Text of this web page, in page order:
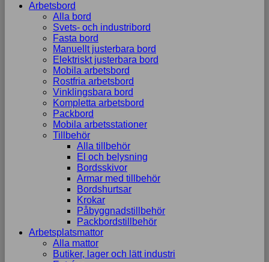
Arbetsbord
Alla bord
Svets- och industribord
Fasta bord
Manuellt justerbara bord
Elektriskt justerbara bord
Mobila arbetsbord
Rostfria arbetsbord
Vinklingsbara bord
Kompletta arbetsbord
Packbord
Mobila arbetsstationer
Tillbehör
Alla tillbehör
El och belysning
Bordsskivor
Armar med tillbehör
Bordshurtsar
Krokar
Påbyggnadstillbehör
Packbordstillbehör
Arbetsplatsmattor
Alla mattor
Butiker, lager och lätt industri